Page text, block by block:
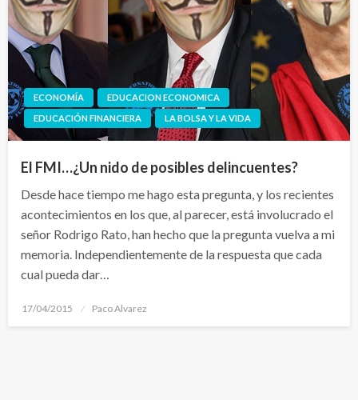
ECONOMÍA
EDUCACION ECONOMICA
EDUCACIÓN FINANCIERA
LA BOLSA Y LA VIDA
El FMI…¿Un nido de posibles delincuentes?
Desde hace tiempo me hago esta pregunta, y los recientes
acontecimientos en los que, al parecer, está involucrado el
señor Rodrigo Rato, han hecho que la pregunta vuelva a mi
memoria. Independientemente de la respuesta que cada
cual pueda dar…
Publicado
17/04/2015 Paco Alvarez